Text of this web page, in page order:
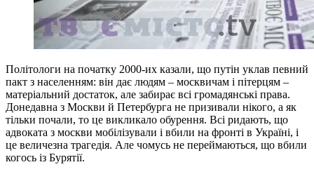
Політологи на початку 2000-их казали, що путін уклав певний
пакт з населенням: він дає людям – москвичам і пітерцям –
матеріальний достаток, але забирає всі громадянські права.
Донедавна з Москви й Петербурга не призивали нікого, а як
тільки почали, то це викликало обурення. Всі ридають, що
адвоката з москви мобілізували і вбили на фронті в Україні, і
це величезна трагедія. Але чомусь не переймаються, що вбили
когось із Бурятії.